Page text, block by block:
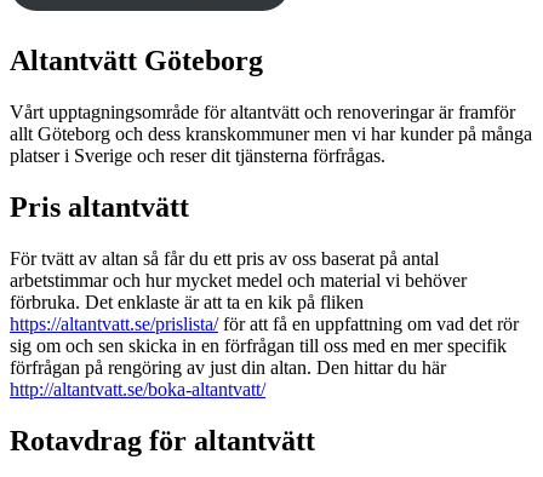
Altantvätt Göteborg
Vårt upptagningsområde för altantvätt och renoveringar är framför
allt Göteborg och dess kranskommuner men vi har kunder på många
platser i Sverige och reser dit tjänsterna förfrågas.
Pris altantvätt
För tvätt av altan så får du ett pris av oss baserat på antal
arbetstimmar och hur mycket medel och material vi behöver
förbruka. Det enklaste är att ta en kik på fliken
https://altantvatt.se/prislista/för att få en uppfattning om vad det rör
sig om och sen skicka in en förfrågan till oss med en mer specifik
förfrågan på rengöring av just din altan. Den hittar du här
http://altantvatt.se/boka-altantvatt/
Rotavdrag för altantvätt